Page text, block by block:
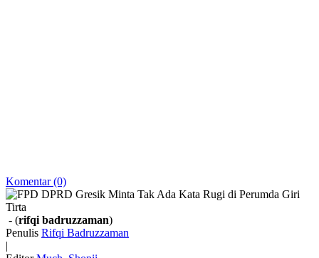
Komentar (0)
- (rifqi badruzzaman)
Penulis Rifqi Badruzzaman
|